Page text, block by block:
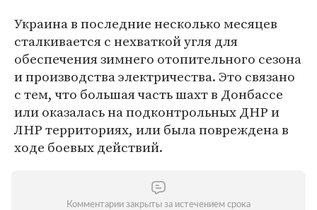
Украина в последние несколько месяцев
сталкивается с нехваткой угля для
обеспечения зимнего отопительного сезона
и производства электричества. Это связано
с тем, что большая часть шахт в Донбассе
или оказалась на подконтрольных ДНР и
ЛНР территориях, или была повреждена в
ходе боевых действий.
Комментарии закрыты за истечением срока